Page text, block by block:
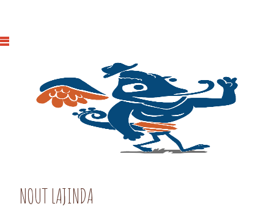
NOUT LAJINDA